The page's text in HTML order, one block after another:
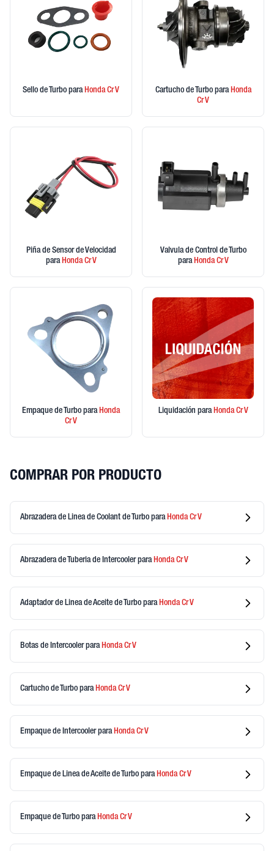
Sello de Turbo paraHondaCr V Cartucho de Turbo paraHonda
Cr V
Piña de Sensor de Velocidad
paraHondaCr V
Valvula de Control de Turbo
paraHondaCr V
Empaque de Turbo paraHonda
Cr V
Liquidación paraHondaCr V
COMPRAR POR PRODUCTO
Abrazadera de Linea de Coolant de Turbo para HondaCr V
Abrazadera de Tuberia de Intercoolerpara HondaCr V
Adaptador de Linea de Aceite de Turbo para HondaCr V
Botas de Intercoolerpara HondaCr V
Cartucho de Turbo para HondaCr V
Empaque de Intercoolerpara HondaCr V
Empaque de Linea de Aceite de Turbo para HondaCr V
Empaque de Turbo para HondaCr V